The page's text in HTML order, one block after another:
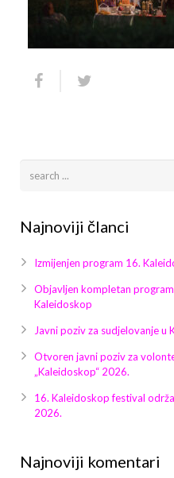
Video 2011
Video 2015
Video 2018
Galerija 2010
Galerija 2014
Galerija 2017
Galerija 2018
Galerija 2019
Galerija 2022
Galerija 2024
Najnoviji članci
Izmijenjen program 16.
Objavljen kompletan
Kaleidoskop
Javni poziv za sudjelovanje u
Otvoren javni poziv za
„Kaleidoskop“ 2026.
16. Kaleidoskop festival
2026.
Najnoviji komentari